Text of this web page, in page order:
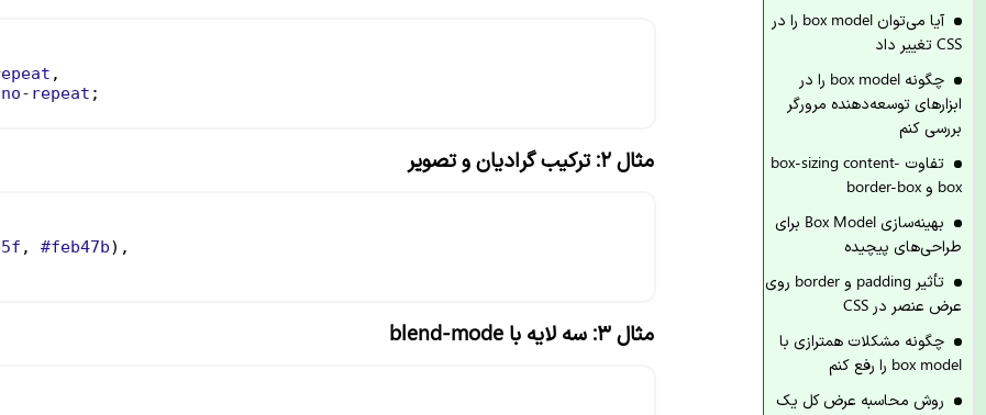
,
no-repeat ;
مثال ۲: ترکیب گرادیان و تصویر
, #feb47b),
مثال ۳: سه لایه با blend-mode
آیا می‌توان box model را در
CSS تغییر داد
چگونه box model را در
ابزارهای توسعه‌دهنده مرورگر
بررسی کنم
تفاوت box-sizing content-
box و border-box
بهینه‌سازی Box Model برای
طراحی‌های پیچیده
تأثیر padding و border روی
عرض عنصر در CSS
چگونه مشکلات همترازی با
box model را رفع کنم
روش محاسبه عرض کل یک